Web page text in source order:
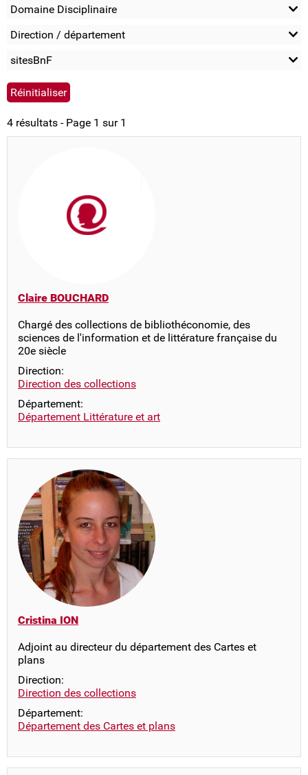
Domaine Disciplinaire
Direction / département
sitesBnF
4 résultats - Page 1 sur 1
Claire BOUCHARD
Chargé des collections de bibliothéconomie, des
sciences de l'information et de littérature française du
20e siècle
Direction:
Direction des collections
Département:
Département Littérature et art
Cristina ION
Adjoint au directeur du département des Cartes et
plans
Direction:
Direction des collections
Département:
Département des Cartes et plans